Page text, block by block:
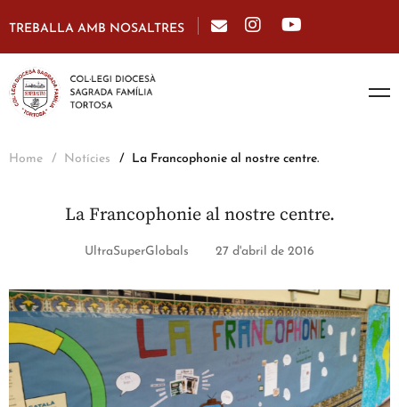
TREBALLA AMB NOSALTRES
Home Notícies La Francophonie al nostre centre.
La Francophonie al nostre centre.
UltraSuperGlobals 27 d'abril de 2016